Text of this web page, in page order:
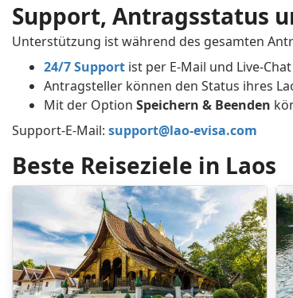
Support, Antragsstatus
Unterstützung ist während des gesamten
24/7 Support ist per E-Mail und Live-
Antragsteller können den Status ihres
Mit der Option Speichern & Beenden
Support-E-Mail: support@lao-evisa.com
Beste Reiseziele in Laos